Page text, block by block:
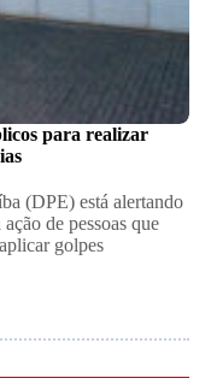
para realizar
(DPE) está alertando
de pessoas que
golpes